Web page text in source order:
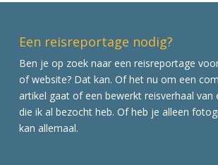
Een reisreportage nodig?
Ben je op zoek naar een reisreportage
of website? Dat kan. Of het nu om een
artikel gaat of een bewerkt reisverhaal van
die ik al bezocht heb. Of heb je alleen
kan allemaal.